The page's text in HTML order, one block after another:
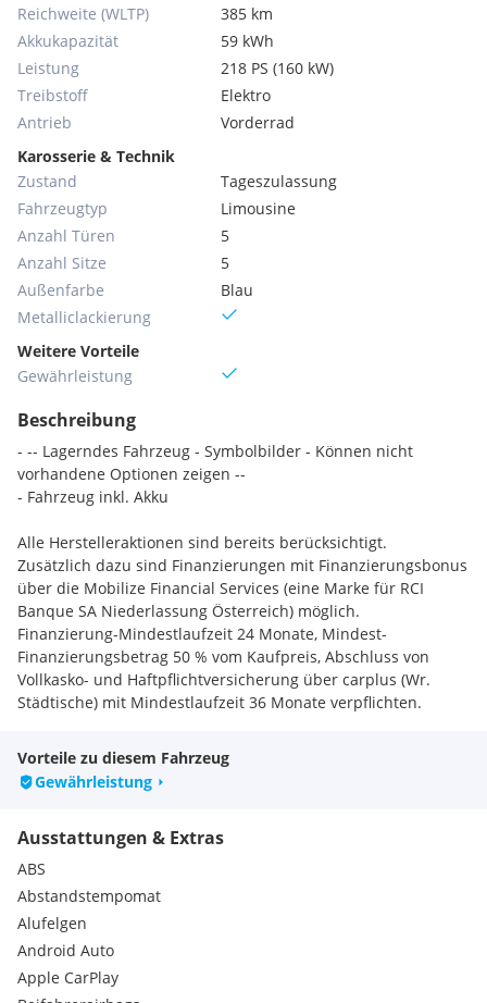
Reichweite (WLTP)
385 km
Akkukapazität
59 kWh
Leistung
218 PS (160 kW)
Treibstoff
Elektro
Antrieb
Vorderrad
Karosserie & Technik
Zustand
Tageszulassung
Fahrzeugtyp
Limousine
Anzahl Türen
5
Anzahl Sitze
5
Außenfarbe
Blau
Metallic­lackierung
Weitere Vorteile
Gewährleistung
Beschreibung
- -- Lagerndes Fahrzeug - Symbolbilder - Können nicht
vorhandene Optionen zeigen --
- Fahrzeug inkl. Akku
Alle Herstelleraktionen sind bereits berücksichtigt.
Zusätzlich dazu sind Finanzierungen mit Finanzierungsbonus
über die Mobilize Financial Services (eine Marke für RCI
Banque SA Niederlassung Österreich) möglich.
Finanzierung-Mindestlaufzeit 24 Monate, Mindest-
Finanzierungsbetrag 50 % vom Kaufpreis, Abschluss von
Vollkasko- und Haftpflichtversicherung über carplus (Wr.
Städtische) mit Mindestlaufzeit 36 Monate verpflichten.
Bank. Für ein detailliertes Angebot kontaktieren Sie ihren
Händler.
Vielen Dank für Ihr Interesse an unserem Fahrzeug.
Unser kompetentes Verkaufs-Team freut sich auf Ihre
Anfrage und lädt Sie gerne zu einem persönlichen
Beratungsgespräch und einer Probefahrt ein.
Vorteile zu diesem Fahrzeug
Gewährleistung
Ausstattungen & Extras
ABS
Abstandstempomat
Alufelgen
Android Auto
Apple CarPlay